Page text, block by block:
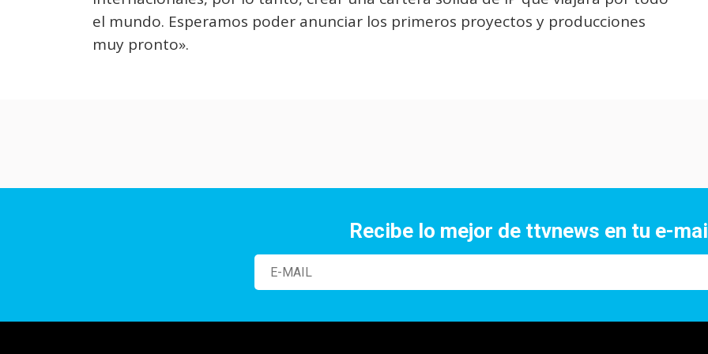
el mundo. Esperamos poder anunciar los primeros proyectos y producciones
muy pronto».
Recibe lo mejor de ttvnews en tu e-